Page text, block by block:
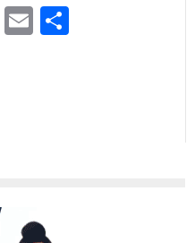
WhatsApp
Email